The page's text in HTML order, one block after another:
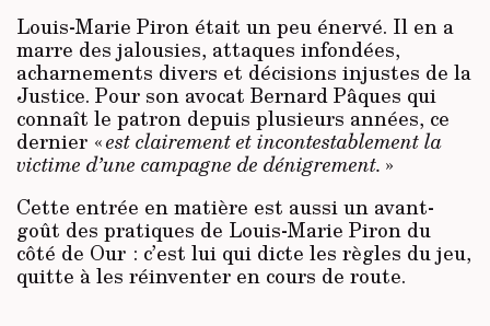
Louis-Marie Piron était un peu énervé. Il en a
marre des jalousies, attaques infondées,
acharnements divers et décisions injustes de la
Justice. Pour son avocat Bernard Pâques qui
connaît le patron depuis plusieurs années, ce
dernier «est clairement et incontestablement la
victime d’une campagne de dénigrement. »
Cette entrée en matière est aussi un avant-
goût des pratiques de Louis-Marie Piron du
côté de Our : c’est lui qui dicte les règles du jeu,
quitte à les réinventer en cours de route.